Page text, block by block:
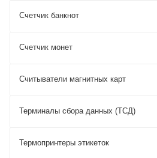
Счетчик банкнот
Счетчик монет
Считыватели магнитных карт
Терминалы сбора данных (ТСД)
Термопринтеры этикеток